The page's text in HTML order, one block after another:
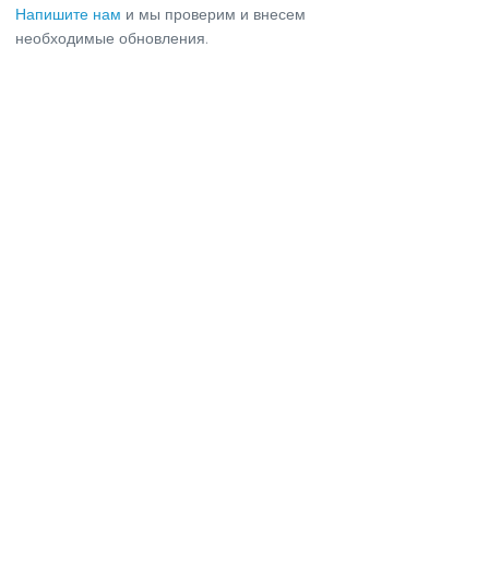
Напишите нам и мы проверим и внесем
необходимые обновления.